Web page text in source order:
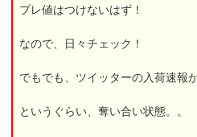
プレ値はつけないはず！
なので、日々チェック！
でもでも、ツイッターの入荷速報
というぐらい、奪い合い状態。。